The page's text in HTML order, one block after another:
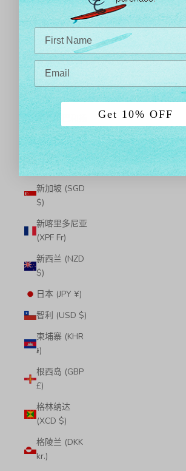
斯威士兰
(USD $)
斯洛伐克
(EUR €)
斯洛文尼亚
(EUR €)
斯瓦尔巴和扬
马延 (USD $)
斯里兰卡
(LKR ₨)
新加坡 (SGD
$)
新喀里多尼亚
(XPF Fr)
新西兰 (NZD
$)
日本 (JPY ¥)
智利 (USD $)
柬埔寨 (KHR
៛)
根西岛 (GBP
£)
格林纳达
(XCD $)
格陵兰 (DKK
kr.)
Get 10% OFF